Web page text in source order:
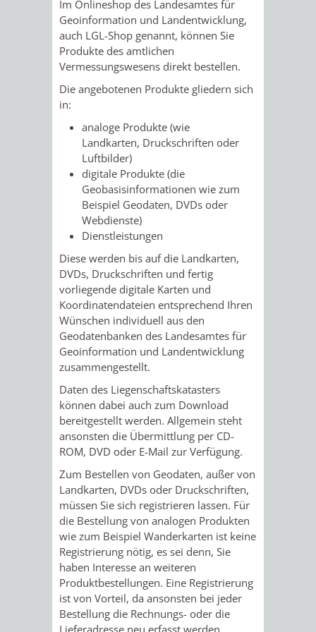
HILFE
MENSCHEN
BEHINDERUNG
MENSCHEN
MIGRANTEN
FLÜCHTLINGE
BAUHERREN
BAUHERRENBERATUNG
GRUNDSTÜCKSWERTERMITTLUNG
DENKMALSCHUTZ
AUFGABEN
DER
UNTEREN
DENKMALSCHUTZBEHÖRDE
STEUERVORTEILE
SATZUNGEN
IM
BEREICH
GENEHMIGUNGSVERFAHREN
TAG
DES
OFFENEN
DENKMALS
VERKAUF
STÄDTISCHER
BAUPLÄTZE
VERKAUF
STÄDTISCHER
HÄUSER
/
LIEGENSCHAFTEN
ABWASSERBESEITIGUNG
ERSCHLIESSUNGSBEITRAG
ANTRAGSVERFAHREN
VERMIETE
DOCH
BERATUNGSERGEBNISSE
TAGESORDNUNG
AUSSCHÜSSE
RATHAUS
BÜRGERMEISTER
/
DEZERNATE
ÄMTER
AMT
BAURECHT
UND
DENKMALSCHUTZ
AMT
FÜR
STABSSTELLE
BÄDER
HOCHBAU
FÜR
TOURISMUS
Im Onlineshop des Landesamtes für
Geoinformation und Landentwicklung,
auch LGL-Shop genannt, können Sie
Produkte des amtlichen
Vermessungswesens direkt bestellen.
Die angebotenen Produkte gliedern sich
in:
analoge Produkte (wie
Landkarten, Druckschriften oder
Luftbilder)
digitale Produkte (die
Geobasisinformationen wie zum
Beispiel Geodaten, DVDs oder
Webdienste)
Dienstleistungen
Diese werden bis auf die Landkarten,
DVDs, Druckschriften und fertig
vorliegende digitale Karten und
Koordinatendateien entsprechend Ihren
Wünschen individuell aus den
Geodatenbanken des Landesamtes für
Geoinformation und Landentwicklung
zusammengestellt.
Daten des Liegenschaftskatasters
können dabei auch zum Download
bereitgestellt werden. Allgemein steht
ansonsten die Übermittlung per CD-
ROM, DVD oder E-Mail zur Verfügung.
Zum Bestellen von Geodaten, außer von
Landkarten, DVDs oder Druckschriften,
müssen Sie sich registrieren lassen. Für
die Bestellung von analogen Produkten
wie zum Beispiel Wanderkarten ist keine
Registrierung nötig, es sei denn, Sie
haben Interesse an weiteren
Produktbestellungen. Eine Registrierung
ist von Vorteil, da ansonsten bei jeder
Bestellung die Rechnungs- oder die
Lieferadresse neu erfasst werden